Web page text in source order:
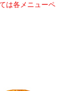
は各メニューペ